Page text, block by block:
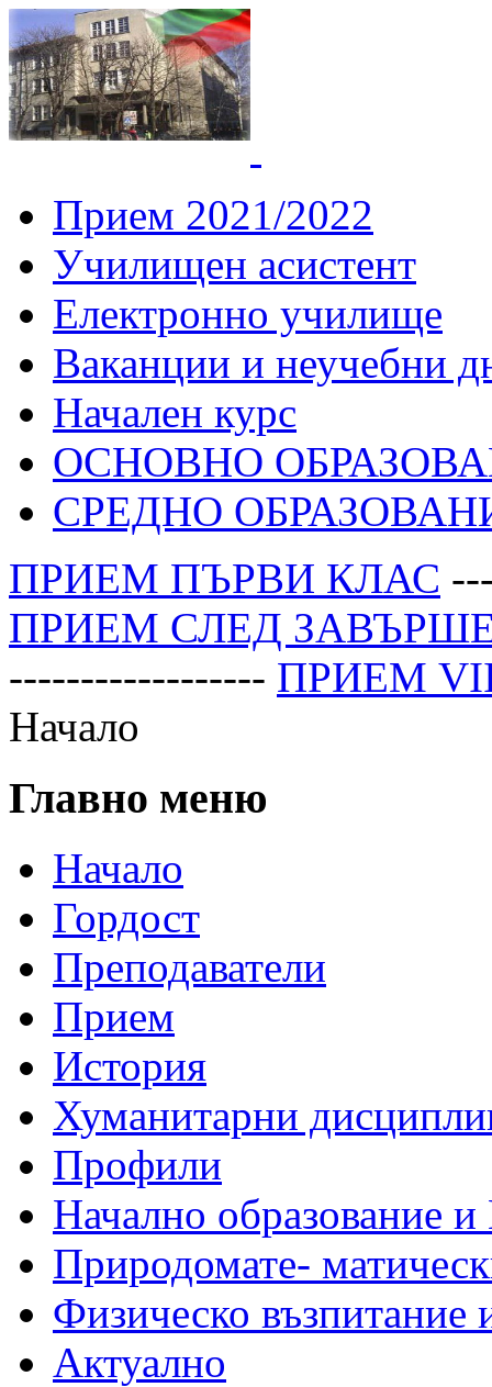
Прием 2021/2022
Училищен асистент
Електронно училище
Ваканции и неучебни
Начален курс
ОСНОВНО
СРЕДНО
ПРИЕМ ПЪРВИ КЛАС
ПРИЕМ СЛЕД
------------------ ПРИЕМ
Начало
Главно меню
Начало
Гордост
Преподаватели
Прием
История
Хуманитарни
Профили
Начално образование
Природомате-
Физическо възпитание
Актуално